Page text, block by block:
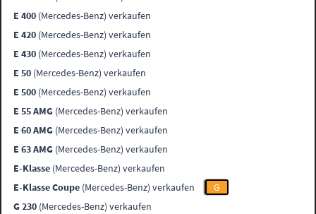
E 400 (Mercedes-Benz) verkaufen
E 420 (Mercedes-Benz) verkaufen
E 430 (Mercedes-Benz) verkaufen
E 50 (Mercedes-Benz) verkaufen
E 500 (Mercedes-Benz) verkaufen
E 55 AMG (Mercedes-Benz) verkaufen
E 60 AMG (Mercedes-Benz) verkaufen
E 63 AMG (Mercedes-Benz) verkaufen
E-Klasse (Mercedes-Benz) verkaufen
E-Klasse Coupe (Mercedes-Benz) verkaufen
G
G 230 (Mercedes-Benz) verkaufen